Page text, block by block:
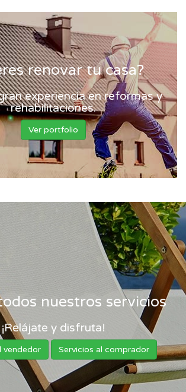
renovar tu casa?
experiencia en reformas y
rehabilitaciones.
Ver portfolio
nuestros servicios
¡Relájate y disfruta!
vendedor Servicios al comprador